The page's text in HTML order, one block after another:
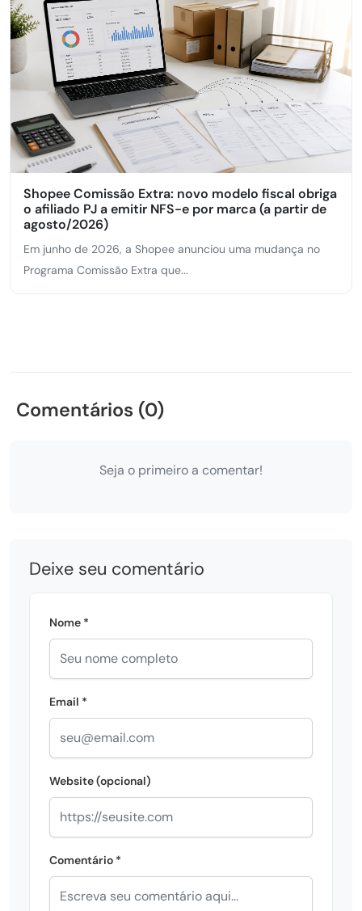
Shopee Comissão Extra: novo modelo fiscal obriga
o afiliado PJ a emitir NFS-e por marca (a partir de
agosto/2026)
Em junho de 2026, a Shopee anunciou uma mudança no
Programa Comissão Extra que...
Comentários (0)
Seja o primeiro a comentar!
Deixe seu comentário
Nome *
Email *
Website (opcional)
Comentário *